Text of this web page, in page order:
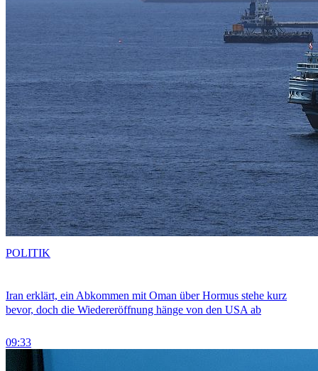
Iran erklärt, ein Abkommen mit Oman über Hormus stehe kurz
bevor, doch die Wiedereröffnung hänge von den USA ab
09:33
POLITIK